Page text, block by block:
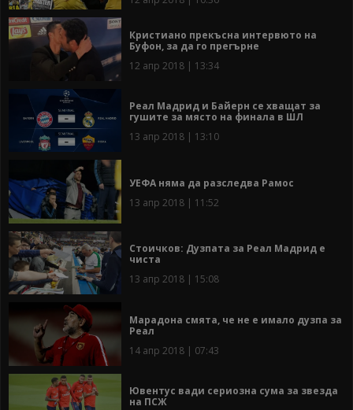
Кристиано прекъсна интервюто на
Буфон, за да го прегърне
12 апр 2018 | 13:34
Реал Мадрид и Байерн се хващат за
гушите за място на финала в ШЛ
13 апр 2018 | 13:10
УЕФА няма да разследва Рамос
13 апр 2018 | 11:52
Стоичков: Дузпата за Реал Мадрид е
чиста
13 апр 2018 | 15:08
Марадона смята, че не е имало дузпа за
Реал
14 апр 2018 | 07:43
Ювентус вади сериозна сума за звезда
на ПСЖ